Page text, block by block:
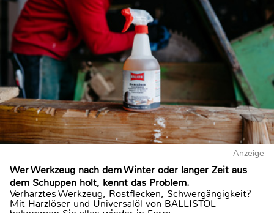
Anzeige
Wer Werkzeug nach dem Winter oder langer Zeit aus
dem Schuppen holt, kennt das Problem.
Verharztes Werkzeug, Rostflecken, Schwergängigkeit?
Mit Harzlöser und Universalöl von BALLISTOL